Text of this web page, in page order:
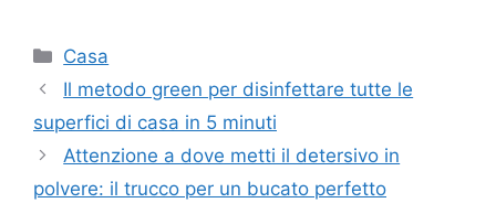
Categorie
Casa
Il metodo green per disinfettare tutte le
superfici di casa in 5 minuti
Attenzione a dove metti il detersivo in
polvere: il trucco per un bucato perfetto